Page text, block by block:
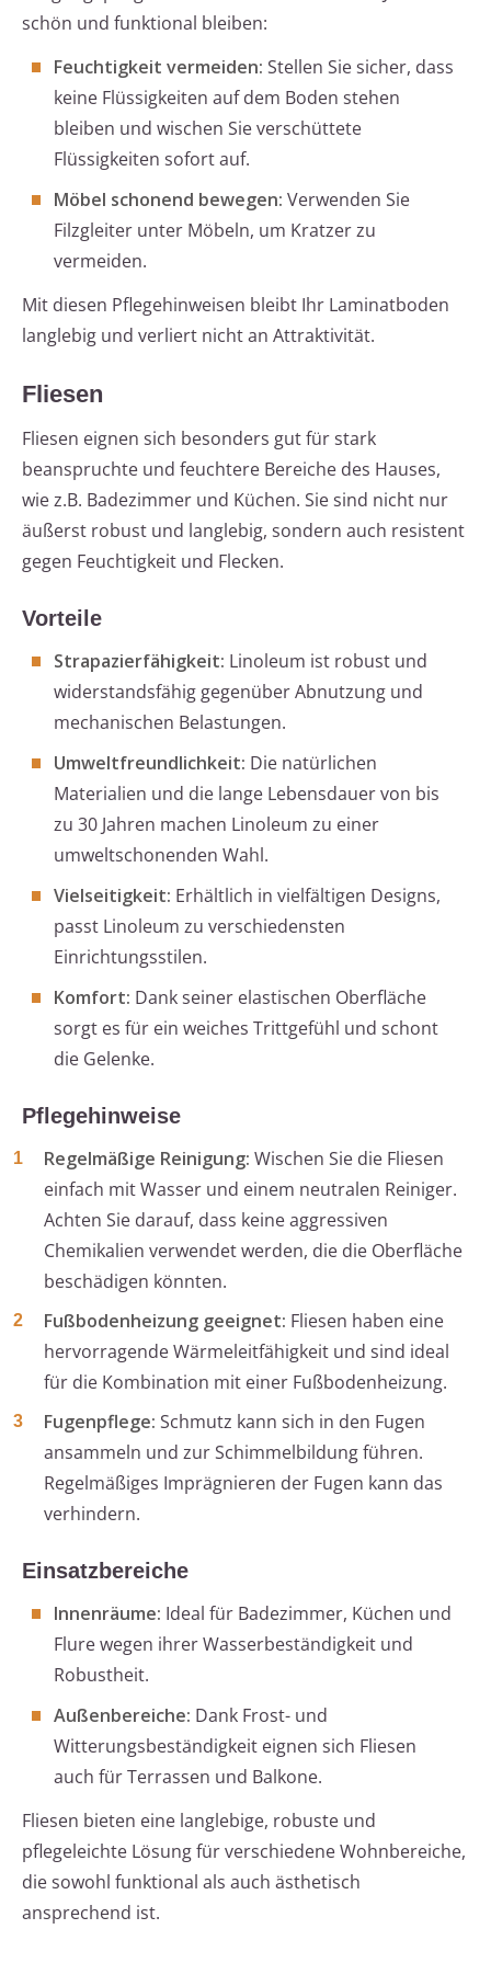
schön und funktional bleiben:
Feuchtigkeit vermeiden: Stellen Sie sicher, dass
keine Flüssigkeiten auf dem Boden stehen
bleiben und wischen Sie verschüttete
Flüssigkeiten sofort auf.
Möbel schonend bewegen: Verwenden Sie
Filzgleiter unter Möbeln, um Kratzer zu
vermeiden.
Mit diesen Pflegehinweisen bleibt Ihr Laminatboden
langlebig und verliert nicht an Attraktivität.
Fliesen
Fliesen eignen sich besonders gut für stark
beanspruchte und feuchtere Bereiche des Hauses,
wie z.B. Badezimmer und Küchen. Sie sind nicht nur
äußerst robust und langlebig, sondern auch resistent
gegen Feuchtigkeit und Flecken.
Vorteile
Strapazierfähigkeit: Linoleum ist robust und
widerstandsfähig gegenüber Abnutzung und
mechanischen Belastungen.
Umweltfreundlichkeit: Die natürlichen
Materialien und die lange Lebensdauer von bis
zu 30 Jahren machen Linoleum zu einer
umweltschonenden Wahl.
Vielseitigkeit: Erhältlich in vielfältigen Designs,
passt Linoleum zu verschiedensten
Einrichtungsstilen.
Komfort: Dank seiner elastischen Oberfläche
sorgt es für ein weiches Trittgefühl und schont
die Gelenke.
Pflegehinweise
Regelmäßige Reinigung: Wischen Sie die Fliesen
einfach mit Wasser und einem neutralen Reiniger.
Achten Sie darauf, dass keine aggressiven
Chemikalien verwendet werden, die die Oberfläche
beschädigen könnten.
Fußbodenheizung geeignet: Fliesen haben eine
hervorragende Wärmeleitfähigkeit und sind ideal
für die Kombination mit einer Fußbodenheizung.
Fugenpflege: Schmutz kann sich in den Fugen
ansammeln und zur Schimmelbildung führen.
Regelmäßiges Imprägnieren der Fugen kann das
verhindern.
Einsatzbereiche
Innenräume: Ideal für Badezimmer, Küchen und
Flure wegen ihrer Wasserbeständigkeit und
Robustheit.
Außenbereiche: Dank Frost- und
Witterungsbeständigkeit eignen sich Fliesen
auch für Terrassen und Balkone.
Fliesen bieten eine langlebige, robuste und
pflegeleichte Lösung für verschiedene Wohnbereiche,
die sowohl funktional als auch ästhetisch
ansprechend ist.